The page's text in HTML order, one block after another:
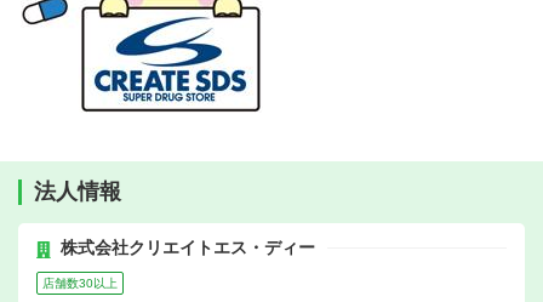
法人情報
株式会社クリエイトエス・ディー
店舗数30以上